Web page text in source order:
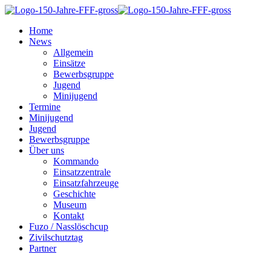
Home
News
Allgemein
Einsätze
Bewerbsgruppe
Jugend
Minijugend
Termine
Minijugend
Jugend
Bewerbsgruppe
Über uns
Kommando
Einsatzzentrale
Einsatzfahrzeuge
Geschichte
Museum
Kontakt
Fuzo / Nasslöschcup
Zivilschutztag
Partner